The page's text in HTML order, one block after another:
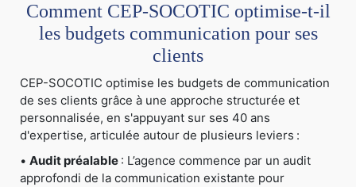
Comment CEP-SOCOTIC optimise-t-il
les budgets communication pour ses
clients
CEP-SOCOTIC optimise les budgets de communication
de ses clients grâce à une approche structurée et
personnalisée, en s'appuyant sur ses 40 ans
d'expertise, articulée autour de plusieurs leviers :
• Audit préalable : L’agence commence par un audit
approfondi de la communication existante pour